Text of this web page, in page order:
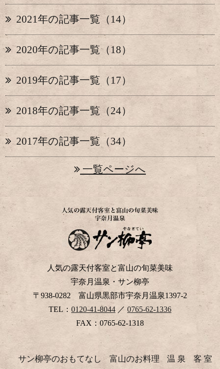
2021年の記事一覧（14）
2020年の記事一覧（18）
2019年の記事一覧（17）
2018年の記事一覧（24）
2017年の記事一覧（34）
一覧ページへ
人気の露天付客室と富山の旬菜美味
宇奈月温泉・サン柳亭
〒938-0282 富山県黒部市宇奈月温泉1397-2
TEL： 0120-41-8044 ／ 0765-62-1336
FAX：0765-62-1318
サン柳亭のおもてなし 富山のお料理 温 泉 客 室